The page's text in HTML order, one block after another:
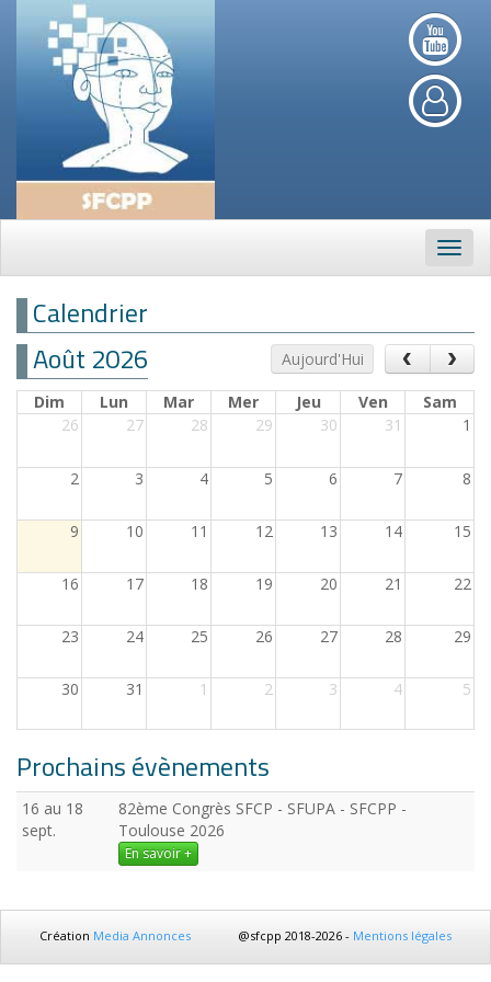
Calendrier
Août 2026
Aujourd'Hui ‹ ›
Dim Lun Mar Mer Jeu Ven
Sam
26
27 28 29 30 31 1
2 3 4 5 6 7 8
9 10 11 12 13 14 15
16 17 18 19 20 21 22
23 24 25 26 27 28 29
30 31 1 2 3 4 5
Prochains évènements
16 au 18
sept.
82ème Congrès SFCP - SFUPA - SFCPP -
Toulouse 2026
En savoir +
Création Media Annonces @sfcpp 2018-2026 - Mentions légales